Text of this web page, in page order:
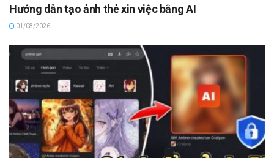
Hướng dẫn tạo ảnh thẻ xin việc bằng AI
01/08/2026